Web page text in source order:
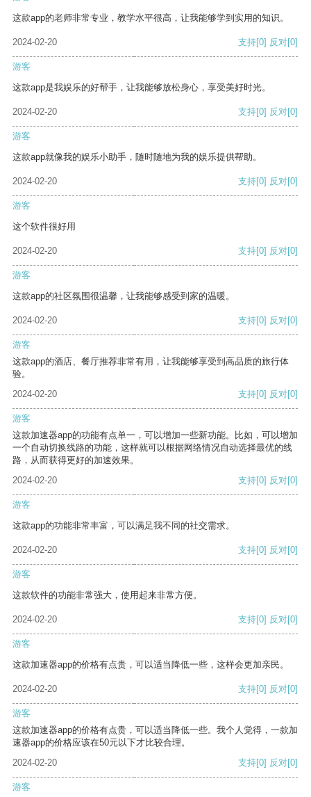
这款app的老师非常专业，教学水平很高，让我能够学到实用的知识。
2024-02-20 支持[0] 反对[0]
游客
这款app是我娱乐的好帮手，让我能够放松身心，享受美好时光。
2024-02-20 支持[0] 反对[0]
游客
这款app就像我的娱乐小助手，随时随地为我的娱乐提供帮助。
2024-02-20 支持[0] 反对[0]
游客
这个软件很好用
2024-02-20 支持[0] 反对[0]
游客
这款app的社区氛围很温馨，让我能够感受到家的温暖。
2024-02-20 支持[0] 反对[0]
游客
这款app的酒店、餐厅推荐非常有用，让我能够享受到高品质的旅行体
验。
2024-02-20
支持[0] 反对[0]
游客
这款加速器app的功能有点单一，可以增加一些新功能。比如，可以增加
一个自动切换线路的功能，这样就可以根据网络情况自动选择最优的线
路，从而获得更好的加速效果。
2024-02-20
支持[0] 反对[0]
游客
这款app的功能非常丰富，可以满足我不同的社交需求。
2024-02-20 支持[0] 反对[0]
游客
这款软件的功能非常强大，使用起来非常方便。
2024-02-20 支持[0] 反对[0]
游客
这款加速器app的价格有点贵，可以适当降低一些，这样会更加亲民。
2024-02-20 支持[0] 反对[0]
游客
这款加速器app的价格有点贵，可以适当降低一些。我个人觉得，一款加
速器app的价格应该在50元以下才比较合理。
2024-02-20
支持[0] 反对[0]
游客